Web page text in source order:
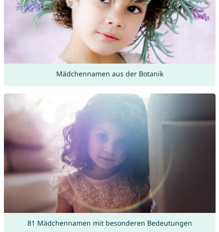
Mädchennamen aus der Botanik
81 Mädchennamen mit besonderen Bedeutungen